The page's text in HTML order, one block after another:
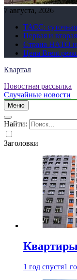
7 августа, 2026
ТАСС: суточная
Первая и
Страна НАТО
Цена Brent
Квартал
Новостная рассылка
Случайные новости
Меню
Найти:
Заголовки
1 год спустя1